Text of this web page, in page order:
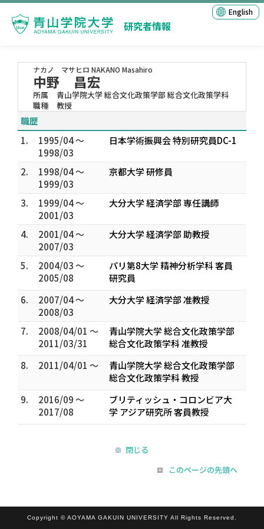
研究者情報
English
ナカノ マサヒロ NAKANO Masahiro
中野 昌宏
所属
青山学院大学 総合文化政策学部 総合文化政策学科
職種
教授
職歴
1.
1995/04 ～
1998/03
日本学術振興会 特別研究員DC-1
2.
1998/04 ～
1999/03
京都大学 研修員
3.
1999/04 ～
2001/03
大分大学 経済学部 専任講師
4.
2001/04 ～
2007/03
大分大学 経済学部 助教授
5.
2004/03 ～
2005/08
パリ第8大学 精神分析学科 客員
研究員
6.
2007/04 ～
2008/03
大分大学 経済学部 准教授
7.
2008/04/01 ～
2011/03/31
青山学院大学 総合文化政策学部
総合文化政策学科 准教授
8.
2011/04/01 ～
青山学院大学 総合文化政策学部
総合文化政策学科 教授
9.
2016/09 ～
2017/08
ブリティッシュ・コロンビア大
学 アジア研究所 客員教授
閉じる
このページの先頭へ
Copyright © AOYAMA GAKUIN UNIVERSITY All Rights Reserved.